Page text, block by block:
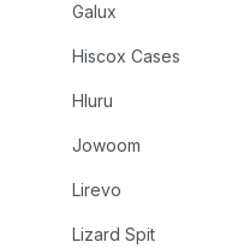
Galux
Hiscox Cases
Hluru
Jowoom
Lirevo
Lizard Spit